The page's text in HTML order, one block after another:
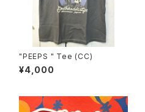
"PEEPS " Tee (CC)
¥4,000